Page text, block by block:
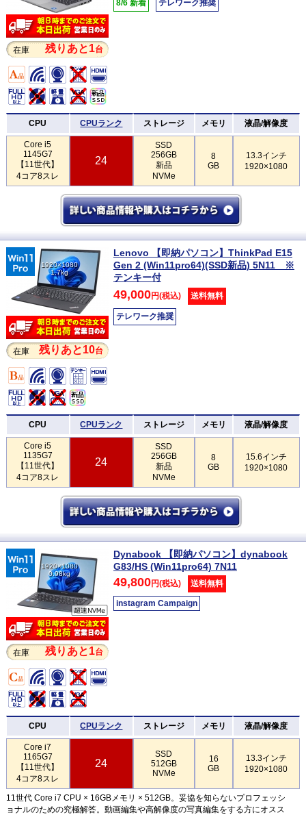
在庫 残りあと1台
8/6 新着 テレワーク推奨
CPU CPUランク ストレージ メモリ 液晶/解像度
Core i5
1145G7
【11世代】
4コア8スレ
24
SSD
256GB
新品
NVMe
8
GB
13.3インチ
1920×1080
1920×1080
1.7kg
在庫 残りあと10台
Lenovo 【即納パソコン】ThinkPad E15
Gen 2 (Win11pro64)(SSD新品) 5N11 ※
テンキー付
49,000円(税込) 送料無料
テレワーク推奨
CPU CPUランク ストレージ メモリ 液晶/解像度
Core i5
1135G7
【11世代】
4コア8スレ
24
SSD
256GB
新品
NVMe
8
GB
15.6インチ
1920×1080
1920×1080
0.98kg
在庫 残りあと1台
Dynabook 【即納パソコン】dynabook
G83/HS (Win11pro64) 7N11
49,800円(税込) 送料無料
instagram Campaign
CPU CPUランク ストレージ メモリ 液晶/解像度
Core i7
1165G7
【11世代】
4コア8スレ
24
SSD
512GB
NVMe
16
GB
13.3インチ
1920×1080
11世代 Core i7 CPU × 16GBメモリ × 512GB。妥協を知らないプロフェッシ
ョナルのための究極解答。動画編集や高解像度の写真編集をする方にオスス